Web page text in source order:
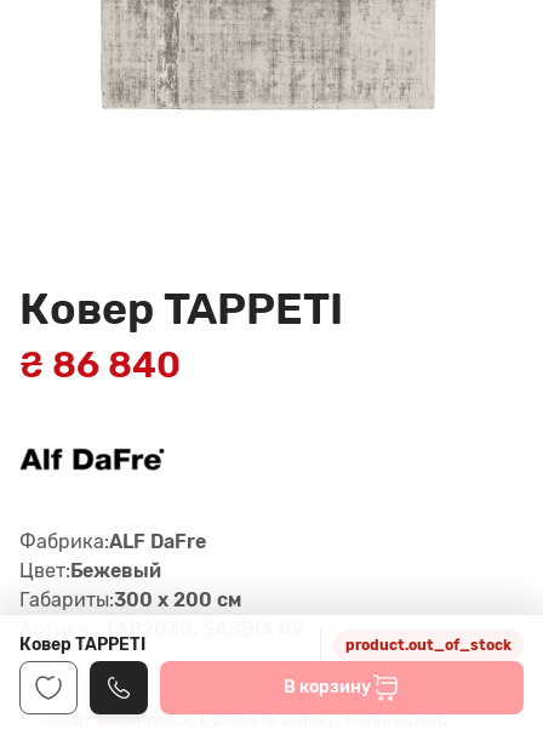
Ковер TAPPETI
₴ 86 840
Фабрика:ALF DaFre
Цвет:Бежевый
Габариты:300 x 200 см
Товар закончился. Оставьте заявку, и менеджер
Ковер TAPPETI product.out_of_stock
В корзину